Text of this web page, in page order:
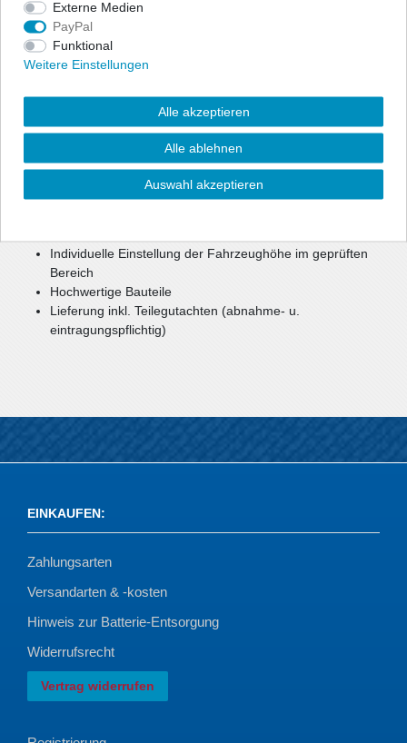
ap Gewindefahrwerke bieten dem sportlich ambitionierten Fahrer
die Möglichkeit, seine individuell gewünschte Tieferlegung
millimetergenau einzustellen. Das Fahrwerk bietet sportliches
Handling und optimales Fahrverhalten in Verbindung mit
maximaler Tieferlegung.
Durch die Verstellung eines Aluminium Federtellers haben Sie die
Möglichkeit, Ihre Fahrzeughöhe im geprüften Bereich individuell
festzulegen.
Die parallele Abstimmung aus Sportlichkeit, Komfort und
Sicherheit bietet ein optimales Setup.
Individuelle Einstellung der Fahrzeughöhe im geprüften
Bereich
Hochwertige Bauteile
Lieferung inkl. Teilegutachten (abnahme- u.
eintragungspflichtig)
EINKAUFEN:
Zahlungsarten
Versandarten & -kosten
Hinweis zur Batterie-Entsorgung
Widerrufsrecht
Vertrag widerrufen
Externe Medien
PayPal
Funktional
Weitere Einstellungen
Alle akzeptieren
Alle ablehnen
Auswahl akzeptieren